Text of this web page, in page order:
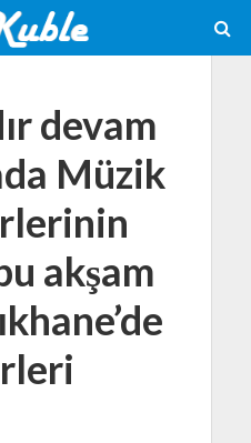
devam
Müzik
akşam